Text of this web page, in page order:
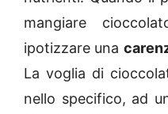
mangiare
ipotizzare una
La voglia di
nello specifico, ad